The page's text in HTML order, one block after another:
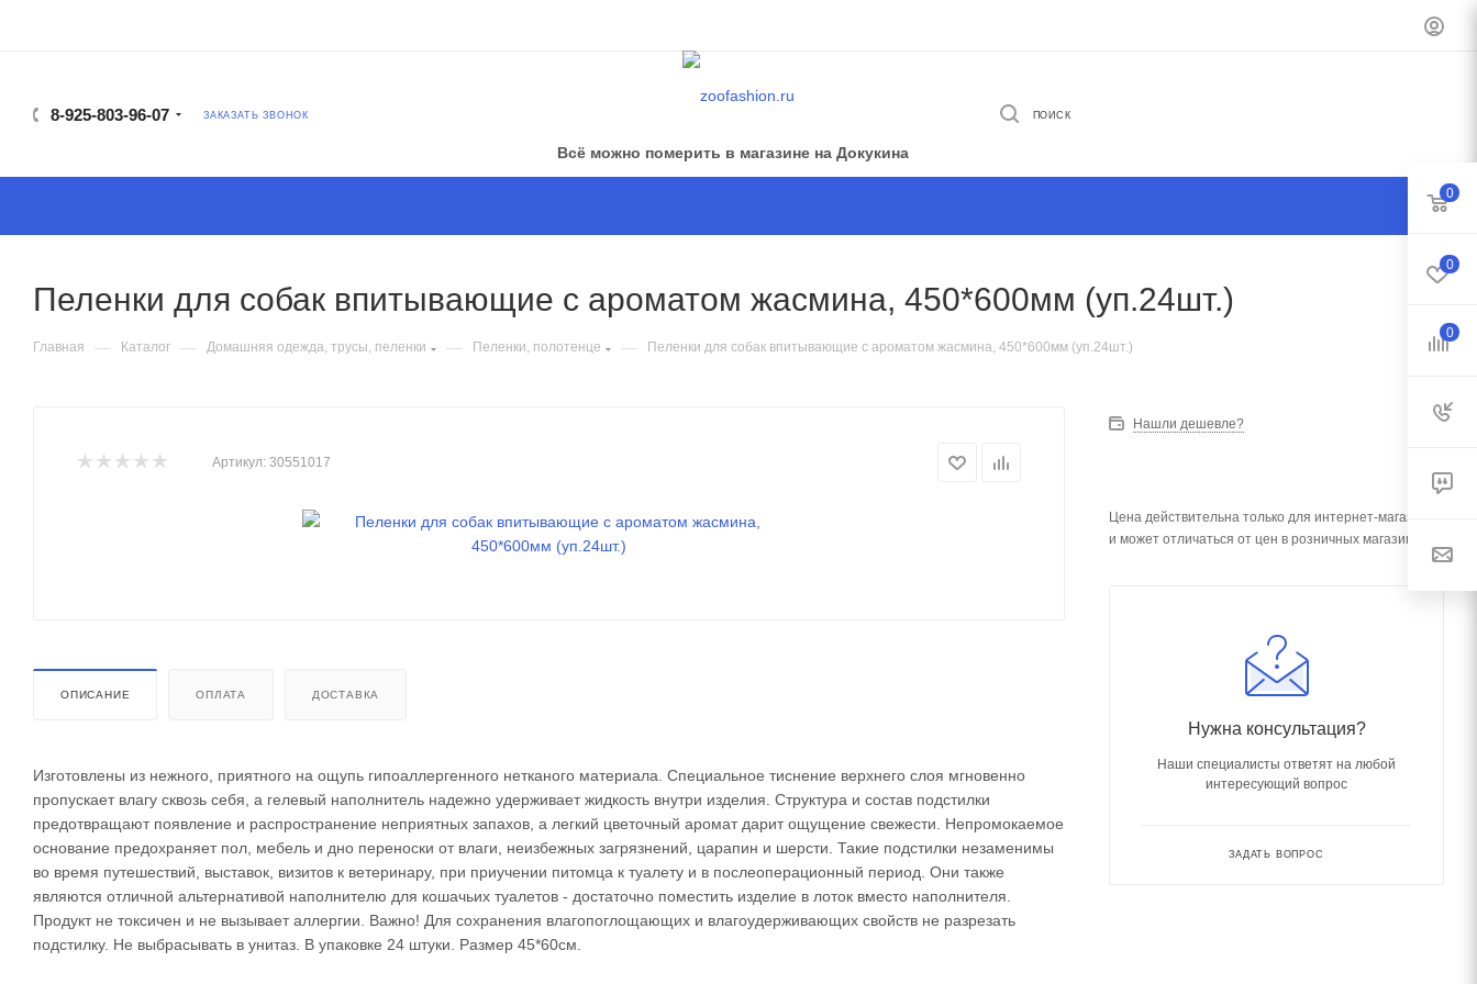
8-925-803-96-07 ЗАКАЗАТЬ ЗВОНОК
Всё можно померить в магазине на Докукина
ПОИСК
Пеленки для собак впитывающие с ароматом жасмина, 450*600мм (уп.24шт.)
Главная — Каталог — Домашняя одежда, трусы, пеленки — Пеленки, полотенце — Пеленки для собак впитывающие с ароматом жасмина, 450*600мм (уп.24шт.)
Артикул: 30551017
ОПИСАНИЕ ОПЛАТА ДОСТАВКА
Изготовлены из нежного, приятного на ощупь гипоаллергенного нетканого материала. Специальное тиснение верхнего слоя мгновенно
пропускает влагу сквозь себя, а гелевый наполнитель надежно удерживает жидкость внутри изделия. Структура и состав подстилки
предотвращают появление и распространение неприятных запахов, а легкий цветочный аромат дарит ощущение свежести. Непромокаемое
основание предохраняет пол, мебель и дно переноски от влаги, неизбежных загрязнений, царапин и шерсти. Такие подстилки незаменимы
во время путешествий, выставок, визитов к ветеринару, при приучении питомца к туалету и в послеоперационный период. Они также
являются отличной альтернативой наполнителю для кошачьих туалетов - достаточно поместить изделие в лоток вместо наполнителя.
Продукт не токсичен и не вызывает аллергии. Важно! Для сохранения влагопоглощающих и влагоудерживающих свойств не разрезать
подстилку. Не выбрасывать в унитаз. В упаковке 24 штуки. Размер 45*60см.
Нашли дешевле?
Цена действительна только для интернет-магазина
и может отличаться от цен в розничных магазинах
Нужна консультация?
Наши специалисты ответят на любой
интересующий вопрос
ЗАДАТЬ ВОПРОС
0
0
0